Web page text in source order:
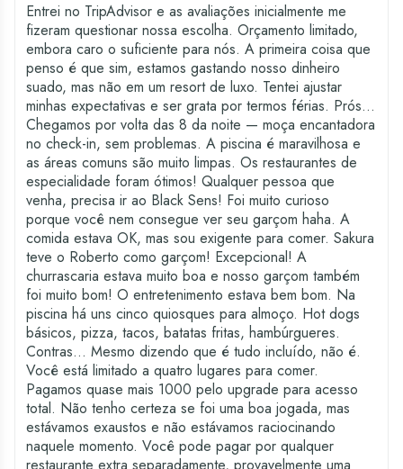
Entrei no TripAdvisor e as avaliações inicialmente me
fizeram questionar nossa escolha. Orçamento limitado,
embora caro o suficiente para nós. A primeira coisa que
penso é que sim, estamos gastando nosso dinheiro
suado, mas não em um resort de luxo. Tentei ajustar
minhas expectativas e ser grata por termos férias. Prós...
Chegamos por volta das 8 da noite — moça encantadora
no check-in, sem problemas. A piscina é maravilhosa e
as áreas comuns são muito limpas. Os restaurantes de
especialidade foram ótimos! Qualquer pessoa que
venha, precisa ir ao Black Sens! Foi muito curioso
porque você nem consegue ver seu garçom haha. A
comida estava OK, mas sou exigente para comer. Sakura
teve o Roberto como garçom! Excepcional! A
churrascaria estava muito boa e nosso garçom também
foi muito bom! O entretenimento estava bem bom. Na
piscina há uns cinco quiosques para almoço. Hot dogs
básicos, pizza, tacos, batatas fritas, hambúrgueres.
Contras... Mesmo dizendo que é tudo incluído, não é.
Você está limitado a quatro lugares para comer.
Pagamos quase mais 1000 pelo upgrade para acesso
total. Não tenho certeza se foi uma boa jogada, mas
estávamos exaustos e não estávamos raciocinando
naquele momento. Você pode pagar por qualquer